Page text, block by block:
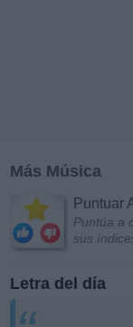
Más Música
Puntuar
Puntúa a
sus
Letra del día